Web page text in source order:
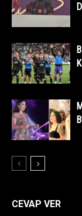
CEVAP VER